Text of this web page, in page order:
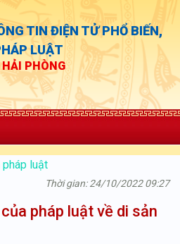
TIN ĐIỆN TỬ PHỔ BIẾN,
LUẬT
PHÒNG
pháp luật
Thời gian: 24/10/2022 09:27
pháp luật về di sản